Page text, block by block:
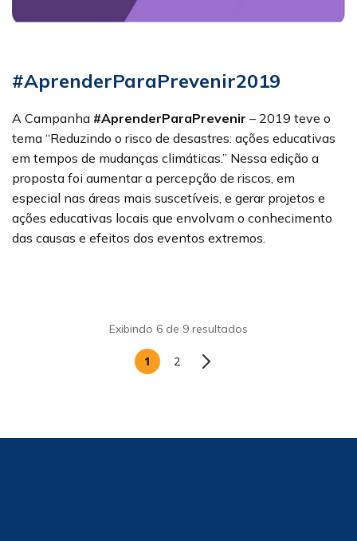
#AprenderParaPrevenir2019
A Campanha #AprenderParaPrevenir – 2019 teve o
tema “Reduzindo o risco de desastres: ações educativas
em tempos de mudanças climáticas.” Nessa edição a
proposta foi aumentar a percepção de riscos, em
especial nas áreas mais suscetíveis, e gerar projetos e
ações educativas locais que envolvam o conhecimento
das causas e efeitos dos eventos extremos.
Exibindo 6 de 9 resultados
1 2